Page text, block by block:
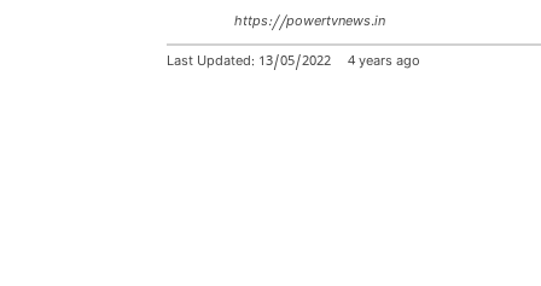
https://powertvnews.in
Last Updated: 13/05/2022 4 years ago